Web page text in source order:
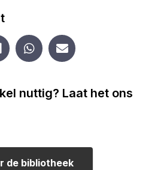
nuttig? Laat het ons
de bibliotheek